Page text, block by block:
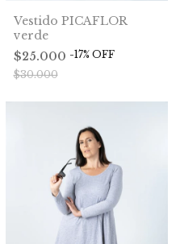
Vestido PICAFLOR
verde
$25.000 -17% OFF
$30.000